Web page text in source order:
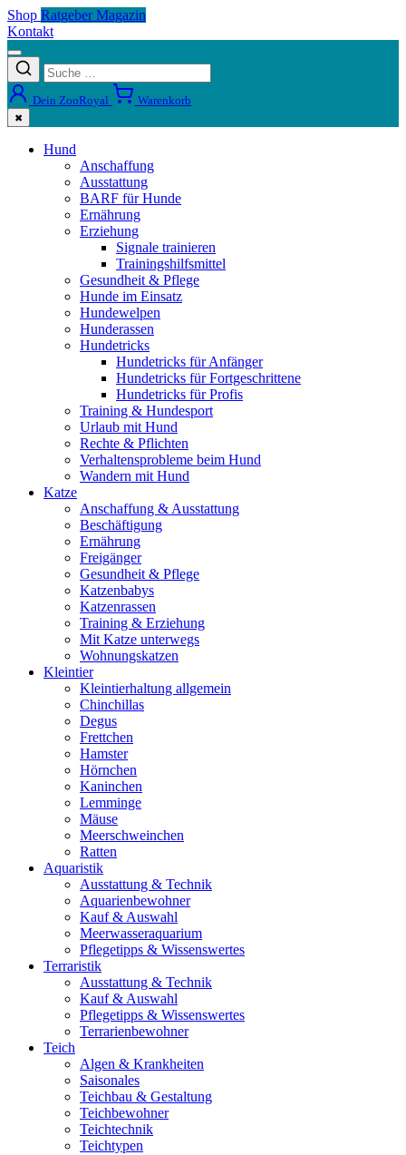
Shop Ratgeber Magazin
Kontakt
Dein ZooRoyal Warenkorb
✖
Hund
Anschaffung
Ausstattung
BARF für Hunde
Ernährung
Erziehung
Signale trainieren
Trainingshilfsmittel
Gesundheit & Pflege
Hunde im Einsatz
Hundewelpen
Hunderassen
Hundetricks
Hundetricks für Anfänger
Hundetricks für Fortgeschrittene
Hundetricks für Profis
Training & Hundesport
Urlaub mit Hund
Rechte & Pflichten
Verhaltensprobleme beim Hund
Wandern mit Hund
Katze
Anschaffung & Ausstattung
Beschäftigung
Ernährung
Freigänger
Gesundheit & Pflege
Katzenbabys
Katzenrassen
Training & Erziehung
Mit Katze unterwegs
Wohnungskatzen
Kleintier
Kleintierhaltung allgemein
Chinchillas
Degus
Frettchen
Hamster
Hörnchen
Kaninchen
Lemminge
Mäuse
Meerschweinchen
Ratten
Aquaristik
Ausstattung & Technik
Aquarienbewohner
Kauf & Auswahl
Meerwasseraquarium
Pflegetipps & Wissenswertes
Terraristik
Ausstattung & Technik
Kauf & Auswahl
Pflegetipps & Wissenswertes
Terrarienbewohner
Teich
Algen & Krankheiten
Saisonales
Teichbau & Gestaltung
Teichbewohner
Teichtechnik
Teichtypen